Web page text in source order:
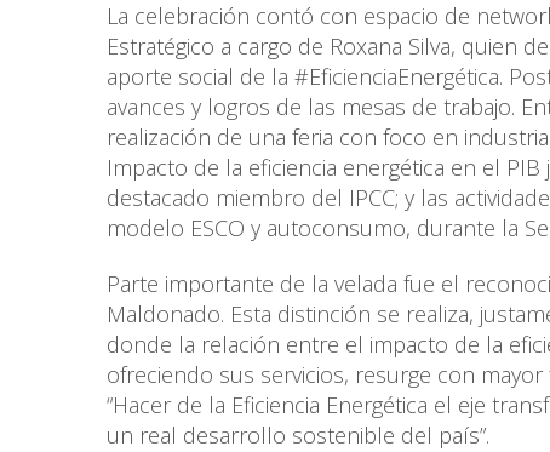
La celebración contó con espacio de
Estratégico a cargo de Roxana Silva, quien
aporte social de la #EficienciaEnergética.
avances y logros de las mesas de trabajo.
realización de una feria con foco en
Impacto de la eficiencia energética en el
destacado miembro del IPCC; y las
modelo ESCO y autoconsumo, durante la
Parte importante de la velada fue el
Maldonado. Esta distinción se realiza,
donde la relación entre el impacto de la
ofreciendo sus servicios, resurge con
“Hacer de la Eficiencia Energética el eje
un real desarrollo sostenible del país”.